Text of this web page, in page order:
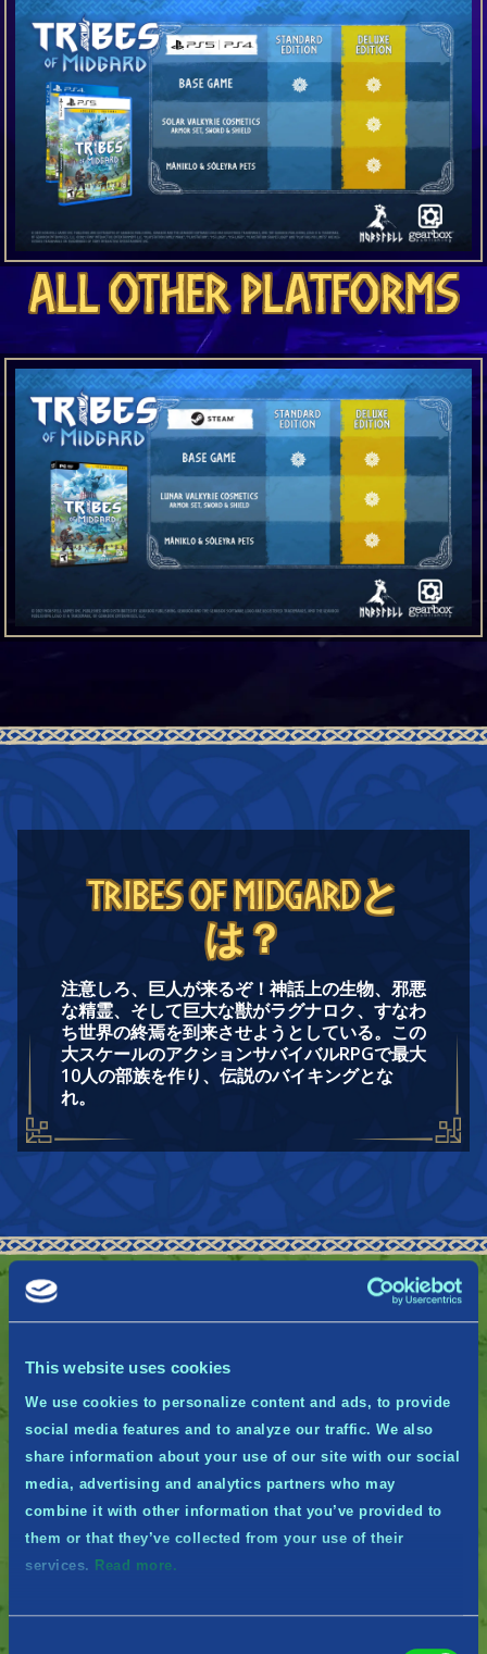
This website uses cookies
We use cookies to personalize content and ads, to provide
social media features and to analyze our traffic. We also
share information about your use of our site with our social
media, advertising and analytics partners who may
combine it with other information that you’ve provided to
them or that they’ve collected from your use of their
services. Read more.
All other platforms
Tribes of Midgardと
は？
注意しろ、巨人が来るぞ！神話上の生物、邪悪
な精霊、そして巨大な獣がラグナロク、すなわ
ち世界の終焉を到来させようとしている。この
大スケールのアクションサバイバルRPGで最大
10人の部族を作り、伝説のバイキングとな
れ。
輝かしき北欧神話の世界を